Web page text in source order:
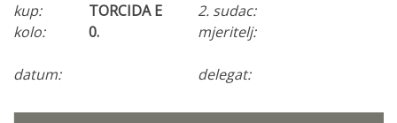
kup:
TORCIDA E
2. sudac:
kolo:
0. mjeritelj:
datum: delegat: